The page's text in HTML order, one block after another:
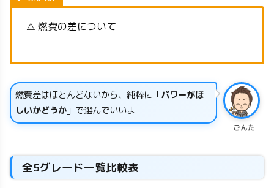
⚠️ 燃費の差について
ごんた
燃費差はほとんどないから、純粋に「パワーがほ
しいかどうか 」で選んでいいよ
全5グレード一覧比較表